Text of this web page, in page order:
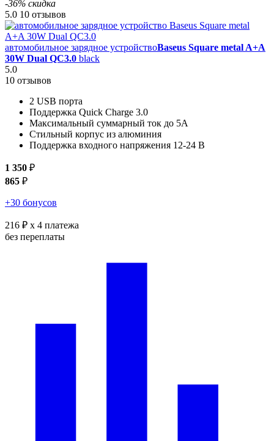
-36% скидка
5.0 10 отзывов
автомобильное зарядное устройствоBaseus Square metal A+A
30W Dual QC3.0 black
5.0
10 отзывов
2 USB порта
Поддержка Quick Charge 3.0
Максимальный суммарный ток до 5А
Стильный корпус из алюминия
Поддержка входного напряжения 12-24 В
1 350 ₽
865 ₽
+30 бонусов
216 ₽ x 4 платежа
без переплаты